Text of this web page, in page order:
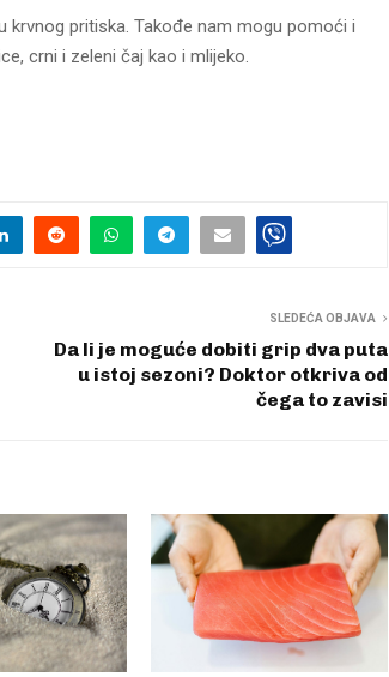
krvnog pritiska. Takođe nam mogu pomoći i
crni i zeleni čaj kao i mlijeko.
SLEDEĆA OBJAVA
Da li je moguće dobiti grip dva puta
u istoj sezoni? Doktor otkriva od
čega to zavisi